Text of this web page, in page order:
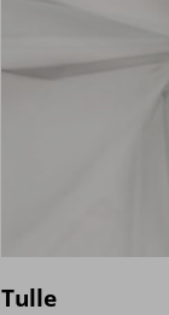
Tulle